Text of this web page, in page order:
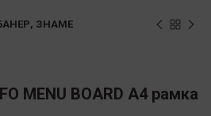
ЗНАМЕ
MENU BOARD A4 рамка